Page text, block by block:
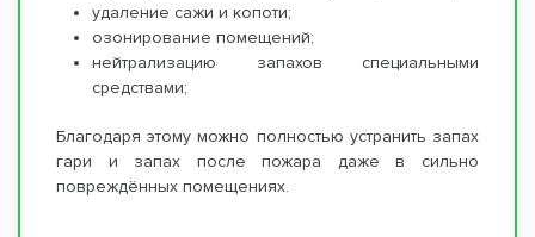
удаление сажи и копоти;
озонирование помещений;
нейтрализацию запахов специальными
средствами;
Благодаря этому можно полностью устранить запах
гари и запах после пожара даже в сильно
повреждённых помещениях.